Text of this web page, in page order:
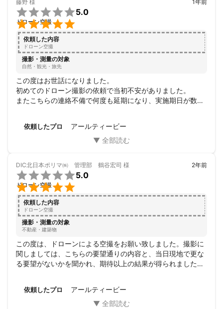
藤野 様


5.0
ドローン空撮
1年前
依頼した内容
ドローン空撮
撮影・測量の対象
自然・観光・旅先
この度はお世話になりました。
初めてのドローン撮影の依頼で当初不安がありました。
またこちらの連絡不備で何度も延期になり、実施期日が数ヶ
ドローン操作や規制法規も熟知されているとお見受けしまし
依頼したプロ アールティービー
DIC北日本ポリマ㈱ 管理部 鶴谷宏司 様


5.0
ドローン空撮
2年前
依頼した内容
ドローン空撮
撮影・測量の対象
不動産・建築物
この度は、ドローンによる空撮をお願い致しました。撮影に
関しましては、こちらの要望通りの内容と、当日現地で更な
る要望がないかを聞かれ、期待以上の結果が得られました。
非常に作業が短時間でスムーズに出来ました。是非とも次回
の撮影時にもお願いをしたいと思います。
依頼したプロ アールティービー